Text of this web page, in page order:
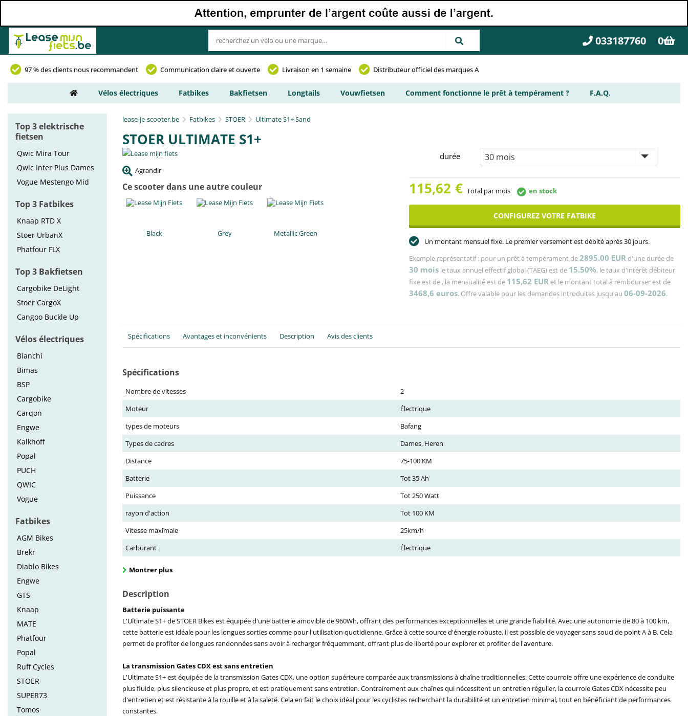
033187760 0
97 % des clients nous recommandent Communication claire et ouverte Livraison en 1 semaine Distributeur officiel des marques A
Vélos électriques Fatbikes Bakfietsen Longtails Vouwfietsen Comment fonctionne le prêt à tempérament ? F.A.Q.
Top 3 elektrische
fietsen
Qwic Mira Tour
Qwic Inter Plus Dames
Vogue Mestengo Mid
Top 3 Fatbikes
Knaap RTD X
Stoer UrbanX
Phatfour FLX
Top 3 Bakfietsen
Cargobike DeLight
Stoer CargoX
Cangoo Buckle Up
Vélos électriques
Bianchi
Bimas
BSP
Cargobike
Carqon
Engwe
Kalkhoff
Popal
PUCH
QWIC
Vogue
Fatbikes
AGM Bikes
Brekr
Diablo Bikes
Engwe
GTS
Knaap
MATE
Phatfour
Popal
Ruff Cycles
STOER
SUPER73
Tomos
lease-je-scooter.be Fatbikes STOER Ultimate S1+ Sand
STOER ULTIMATE S1+
Agrandir
Ce scooter dans une autre couleur
Black Grey Metallic Green
durée
115,62 € Total par mois en stock
CONFIGUREZ VOTRE FATBIKE
Un montant mensuel fixe. Le premier versement est débité après 30 jours.
Exemple représentatif : pour un prêt à tempérament de2895.00 EURd'une durée de
30 mois le taux annuel effectif global (TAEG) est de 15.50%, le taux d'intérêt débiteur
fixe est de , la mensualité est de 115,62 EURet le montant total à rembourser est de
3468,6 euros. Offre valable pour les demandes introduites jusqu'au 06-09-2026.
Spécifications Avantages et inconvénients Description Avis des clients
Spécifications
Nombre de vitesses
2
Moteur
Électrique
types de moteurs
Bafang
Types de cadres
Dames, Heren
Distance
75-100 KM
Batterie
Tot 35 Ah
Puissance
Tot 250 Watt
rayon d'action
Tot 100 KM
Vitesse maximale
25km/h
Carburant
Électrique
Montrer plus
Description
Batterie puissante
L'Ultimate S1+ de STOER Bikes est équipée d'une batterie amovible de 960Wh, offrant des performances exceptionnelles et une grande fiabilité. Avec une autonomie de 80 à 100 km,
cette batterie est idéale pour les longues sorties comme pour l'utilisation quotidienne. Grâce à cette source d'énergie robuste, il est possible de voyager sans souci de point A à B. Cela
permet de profiter de longues randonnées sans avoir à recharger fréquemment, offrant plus de liberté pour explorer et profiter de l'aventure.
La transmission Gates CDX est sans entretien
L'Ultimate S1+ est équipée de la transmission Gates CDX, une option supérieure comparée aux transmissions à chaîne traditionnelles. Cette courroie offre une expérience de conduite
plus fluide, plus silencieuse et plus propre, et est pratiquement sans entretien. Contrairement aux chaînes qui nécessitent un entretien régulier, la courroie Gates CDX nécessite peu
d'entretien et est résistante à la rouille et à la saleté. Cela en fait le choix idéal pour les cyclistes recherchant la durabilité et un entretien minimal, tout en bénéficiant de performances
constantes.